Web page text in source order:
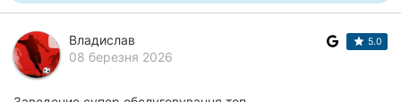
Владислав
08 березня 2026
5.0